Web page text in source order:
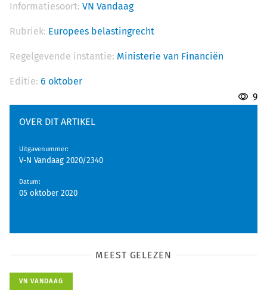
Informatiesoort: VN Vandaag
Rubriek: Europees belastingrecht
Regelgevende instantie: Ministerie van Financiën
Editie: 6 oktober
9
OVER DIT ARTIKEL
Uitgavenummer:
V-N Vandaag 2020/2340
Datum:
05 oktober 2020
MEEST GELEZEN
VN VANDAAG